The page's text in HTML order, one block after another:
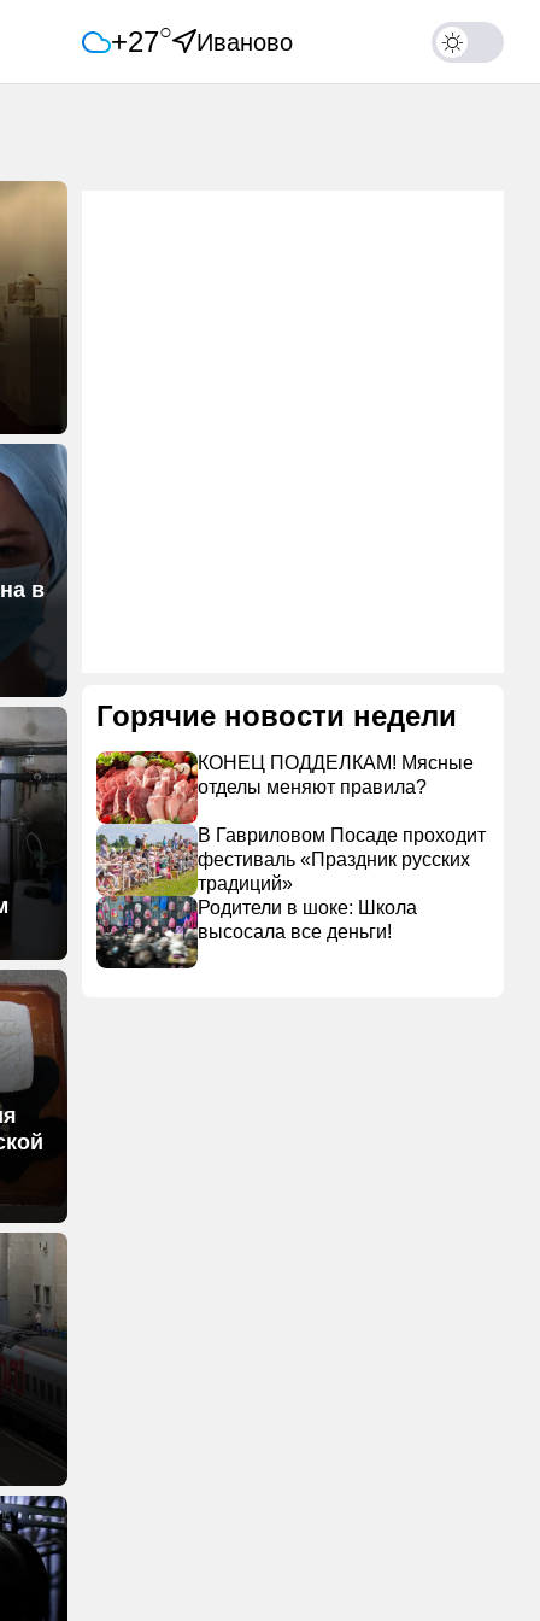
+27○ Иваново
в
Горячие новости недели
КОНЕЦ ПОДДЕЛКАМ! Мясные
отделы меняют правила?
В Гавриловом Посаде проходит
фестиваль «Праздник русских
традиций»
Родители в шоке: Школа
высосала все деньги!